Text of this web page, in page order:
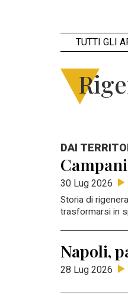
TUTTI GLI
DAI
30 Lug 2026
Storia di
trasformarsi in
Napoli,
28 Lug 2026